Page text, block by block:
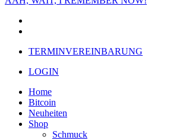
TERMINVEREINBARUNG
LOGIN
Home
Bitcoin
Neuheiten
Shop
Schmuck